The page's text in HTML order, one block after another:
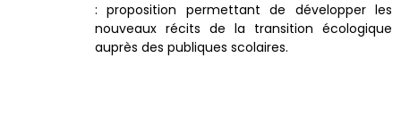
: proposition permettant de développer les
nouveaux récits de la transition écologique
auprès des publiques scolaires.